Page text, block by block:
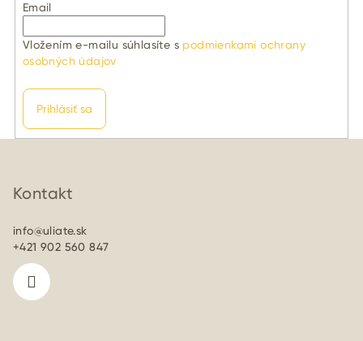
Email
Vložením e-mailu súhlasíte s podmienkami ochrany
osobných údajov
Prihlásiť sa
Kontakt
info@uliate.sk
+421 902 560 847